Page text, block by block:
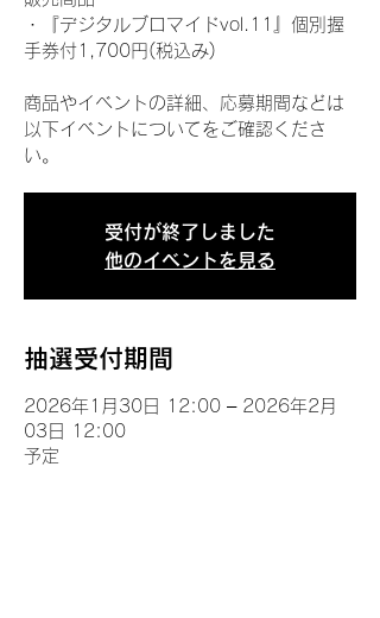
・『デジタルブロマイドvol.11』個別握
手券付1,700円(税込み)
商品やイベントの詳細、応募期間などは
以下イベントについてをご確認くださ
い。
受付が終了しました
他のイベントを見る
抽選受付期間
2026年1月30日 12:00 – 2026年2月
03日 12:00
予定